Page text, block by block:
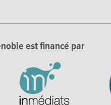
est financé par